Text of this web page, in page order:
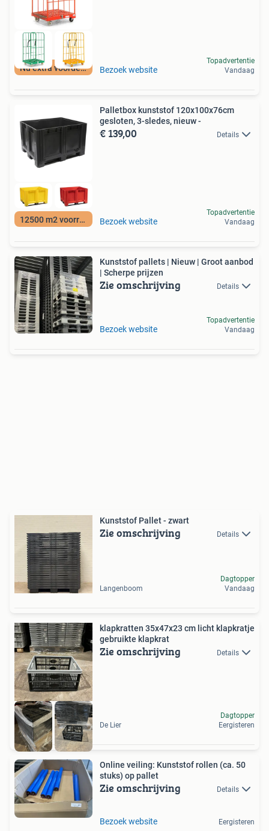
Nu extra voordeel Bezoek website
Topadvertentie
Vandaag
12500 m2 voorraad
Palletbox kunststof 120x100x76cm
gesloten, 3-sledes, nieuw -
€ 139,00 Details
Bezoek website
Topadvertentie
Vandaag
Kunststof pallets | Nieuw | Groot aanbod
| Scherpe prijzen
Zie omschrijving Details
Bezoek website
Topadvertentie
Vandaag
Kunststof Pallet - zwart
Zie omschrijving Details
Langenboom
Dagtopper
Vandaag
klapkratten 35x47x23 cm licht klapkratje
gebruikte klapkrat
Zie omschrijving Details
De Lier
Dagtopper
Eergisteren
Online veiling: Kunststof rollen (ca. 50
stuks) op pallet
Zie omschrijving Details
Bezoek website Eergisteren